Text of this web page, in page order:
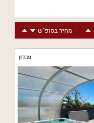
מחיר בסופ"ש
עבדון